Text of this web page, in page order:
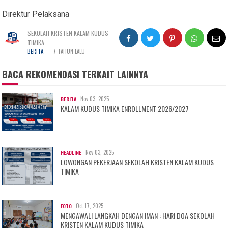
Direktur Pelaksana
SEKOLAH KRISTEN KALAM KUDUS
TIMIKA
BERITA - 7 TAHUN LALU
BACA REKOMENDASI TERKAIT LAINNYA
BERITA Nov 03, 2025
KALAM KUDUS TIMIKA ENROLLMENT 2026/2027
HEADLINE Nov 03, 2025
LOWONGAN PEKERJAAN SEKOLAH KRISTEN KALAM KUDUS
TIMIKA
FOTO Oct 17, 2025
MENGAWALI LANGKAH DENGAN IMAN : HARI DOA SEKOLAH
KRISTEN KALAM KUDUS TIMIKA